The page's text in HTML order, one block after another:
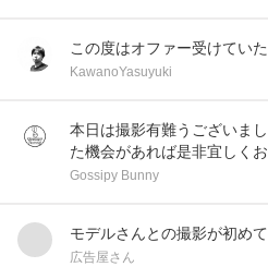
この度はオファー受けてい
KawanoYasuyuki
本日は撮影有難うございま
た機会があれば是非宜しくお
Gossipy Bunny
モデルさんとの撮影が初め
広告屋さん